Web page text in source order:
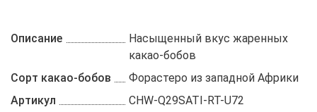
Описание
Насыщенный вкус жаренных
какао-бобов
Сорт какао-бобов
Форастеро из западной Африки
Артикул
CHW-Q29SATI-RT-U72